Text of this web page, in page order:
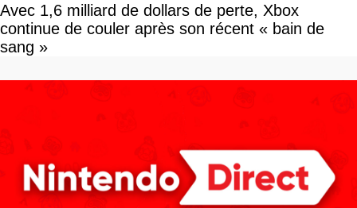
Avec 1,6 milliard de dollars de perte, Xbox
continue de couler après son récent « bain de
sang »